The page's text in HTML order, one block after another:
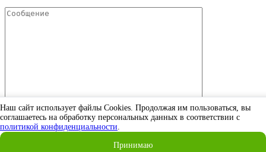
Даю согласие на обработку моих персональных данных в
соответствии сполитикой конфиденциальности
Наш сайт использует файлы Cookies. Продолжая им пользоваться, вы
соглашаетесь на обработку персональных данных в соответствии c
политикой конфиденциальности.
Принимаю